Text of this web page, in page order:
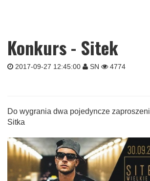
Konkurs - Sitek
2017-09-27 12:45:00 SN 4774
Do wygrania dwa pojedyncze
Sitka